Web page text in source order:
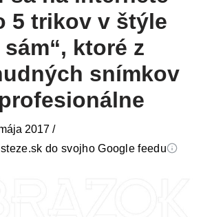
5 trikov v štýle
ktoré z
snímkov
2017 /
do svojho Google feedu